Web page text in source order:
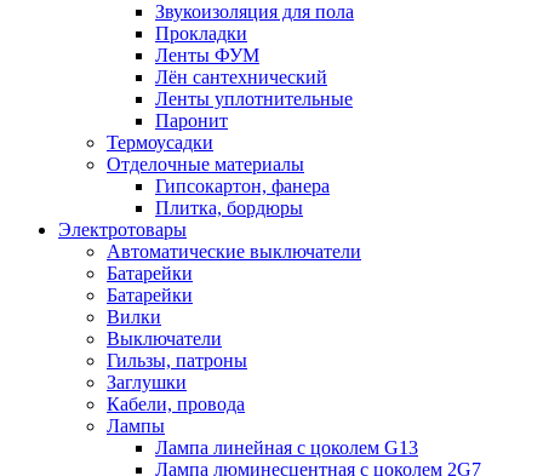
Звукоизоляция для пола
Прокладки
Ленты ФУМ
Лён сантехнический
Ленты уплотнительные
Паронит
Термоусадки
Отделочные материалы
Гипсокартон, фанера
Плитка, бордюры
Электротовары
Автоматические выключатели
Батарейки
Батарейки
Вилки
Выключатели
Гильзы, патроны
Заглушки
Кабели, провода
Лампы
Лампа линейная с цоколем G13
Лампа люминесцентная с цоколем 2G7